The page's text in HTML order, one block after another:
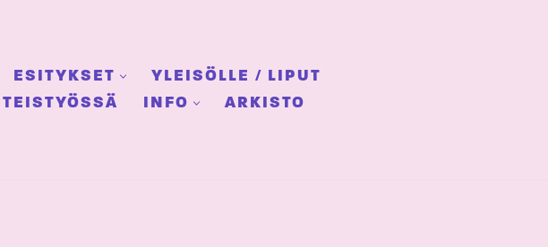
ESITYKSET
YLEISÖLLE / LIPUT
INFO ARKISTO